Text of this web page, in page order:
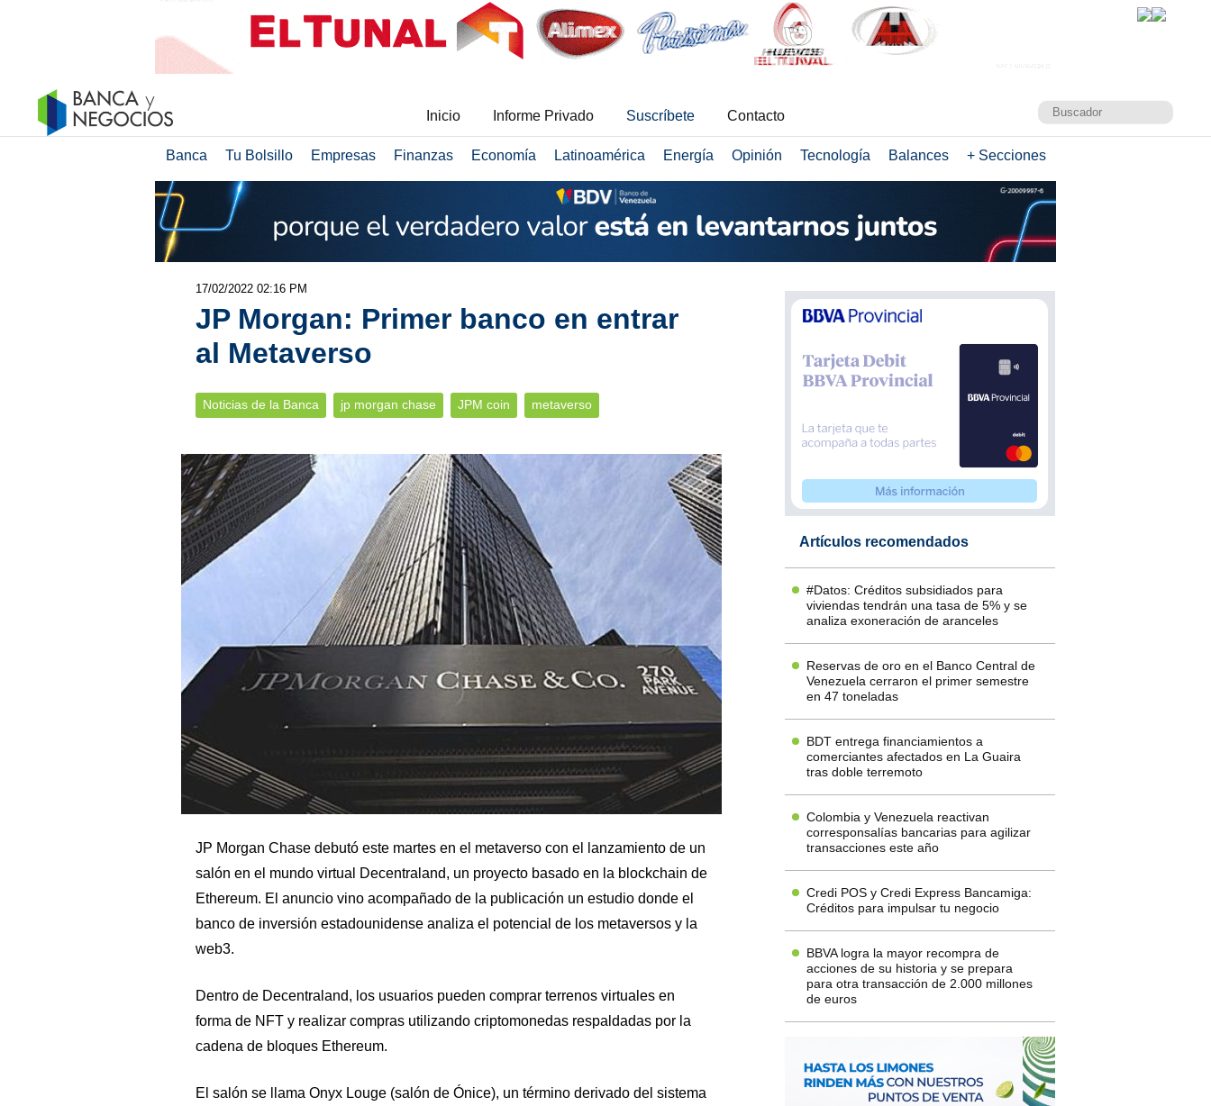
Inicio Informe Privado Suscríbete Contacto
Banca Tu Bolsillo Empresas Finanzas Economía Latinoamérica Energía Opinión Tecnología Balances + Secciones
17/02/2022 02:16 PM
JP Morgan: Primer banco en entrar
al Metaverso
Noticias de la Banca jp morgan chase JPM coin metaverso
JP Morgan Chase debutó este martes en el metaverso con el lanzamiento de un
salón en el mundo virtual Decentraland, un proyecto basado en la blockchain de
Ethereum. El anuncio vino acompañado de la publicación un estudio donde el
banco de inversión estadounidense analiza el potencial de los metaversos y la
web3.
Dentro de Decentraland, los usuarios pueden comprar terrenos virtuales en
forma de NFT y realizar compras utilizando criptomonedas respaldadas por la
cadena de bloques Ethereum.
El salón se llama Onyx Louge (salón de Ónice), un término derivado del sistema
Artículos recomendados
#Datos: Créditos subsidiados para
viviendas tendrán una tasa de 5% y se
analiza exoneración de aranceles
Reservas de oro en el Banco Central de
Venezuela cerraron el primer semestre
en 47 toneladas
BDT entrega financiamientos a
comerciantes afectados en La Guaira
tras doble terremoto
Colombia y Venezuela reactivan
corresponsalías bancarias para agilizar
transacciones este año
Credi POS y Credi Express Bancamiga:
Créditos para impulsar tu negocio
BBVA logra la mayor recompra de
acciones de su historia y se prepara
para otra transacción de 2.000 millones
de euros